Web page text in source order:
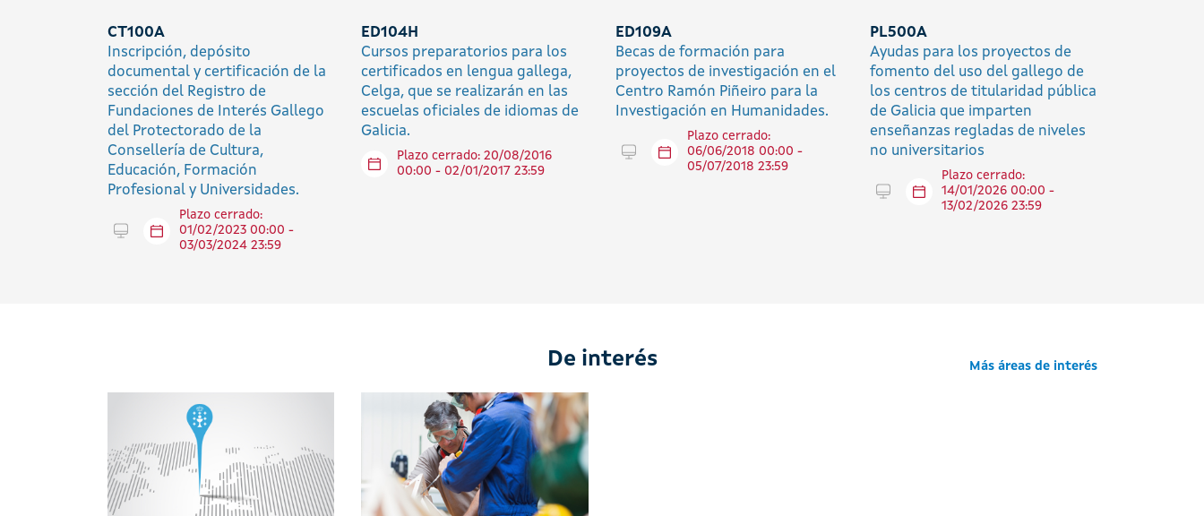
CT100A
Inscripción, depósito
documental y certificación de la
sección del Registro de
Fundaciones de Interés Gallego
del Protectorado de la
Consellería de Cultura,
Educación, Formación
Profesional y Universidades.
Tramitar en línea
Plazo cerrado:
01/02/2023 00:00 -
03/03/2024 23:59
ED104H
Cursos preparatorios para los
certificados en lengua gallega,
Celga, que se realizarán en las
escuelas oficiales de idiomas de
Galicia.
Plazo cerrado: 20/08/2016
00:00 - 02/01/2017 23:59
ED109A
Becas de formación para
proyectos de investigación en el
Centro Ramón Piñeiro para la
Investigación en Humanidades.
Tramitar en línea
Plazo cerrado:
06/06/2018 00:00 -
05/07/2018 23:59
PL500A
Ayudas para los proyectos de
fomento del uso del gallego de
los centros de titularidad pública
de Galicia que imparten
enseñanzas regladas de niveles
no universitarios
Tramitar en línea
Plazo cerrado:
14/01/2026 00:00 -
13/02/2026 23:59
De interés Más áreas de interés